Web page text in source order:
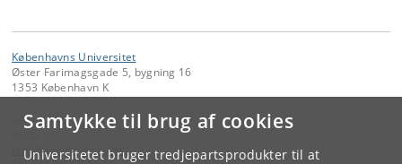
Samtykke til brug af cookies
Universitetet bruger tredjepartsprodukter til at
Københavns Universitet
Øster Farimagsgade 5, bygning 16
1353 København K
Kontakt:
faos@sociology.ku.dk